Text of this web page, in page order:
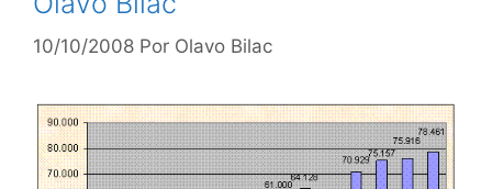
10/10/2008 Por Olavo Bilac